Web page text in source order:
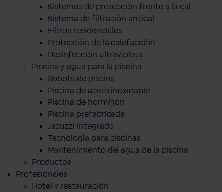
Sistemas de protección frente a la cal
Sistema de filtración antical
Filtros residenciales
Protección de la calefacción
Desinfección ultravioleta
Piscina y agua para la piscina
Robots de piscina
Piscina de acero inoxidable
Piscina de hormigón
Piscina prefabricada
Jacuzzi integrado
Tecnología para piscinas
Mantenimiento del agua de la piscina
Productos
Profesionales
Hotel y restauración